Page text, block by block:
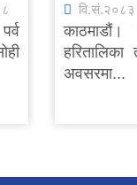
वि.सं.२०८३
काठमाडौं।
अवसरमा...